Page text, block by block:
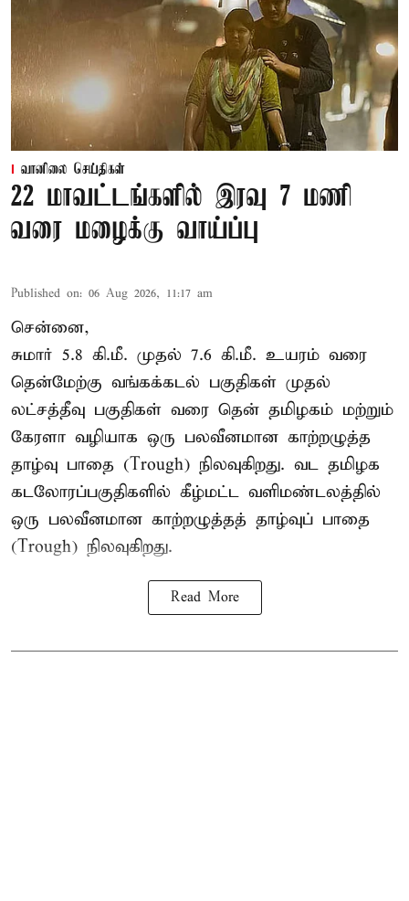
வானிலை செய்திகள்
22 மாவட்டங்களில் இரவு 7 மணி
வரை மழைக்கு வாய்ப்பு
Published on: 06 Aug 2026, 11:17 am
சென்னை,
சுமார் 5.8 கி.மீ. முதல் 7.6 கி.மீ. உயரம் வரை
தென்மேற்கு வங்கக்கடல் பகுதிகள் முதல்
லட்சத்தீவு பகுதிகள் வரை தென் தமிழகம் மற்றும்
கேரளா வழியாக ஒரு பலவீனமான காற்றழுத்த
தாழ்வு பாதை (Trough) நிலவுகிறது. வட தமிழக
கடலோரப்பகுதிகளில் கீழ்மட்ட வளிமண்டலத்தில்
ஒரு பலவீனமான காற்றழுத்தத் தாழ்வுப் பாதை
(Trough) நிலவுகிறது.
Read More